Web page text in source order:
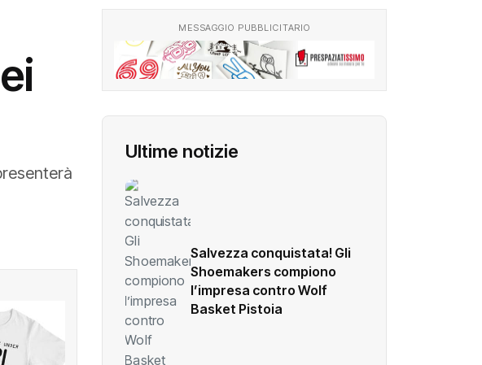
MESSAGGIO PUBBLICITARIO
Ultime notizie
Salvezza conquistata! Gli
Shoemakers compiono
l’impresa contro Wolf
Basket Pistoia